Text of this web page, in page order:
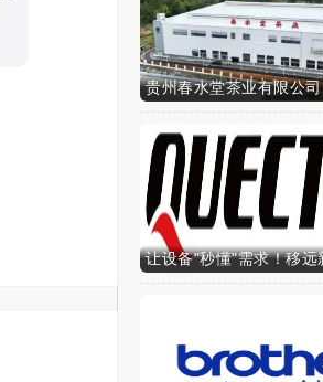
贵州春水堂茶业有限公司